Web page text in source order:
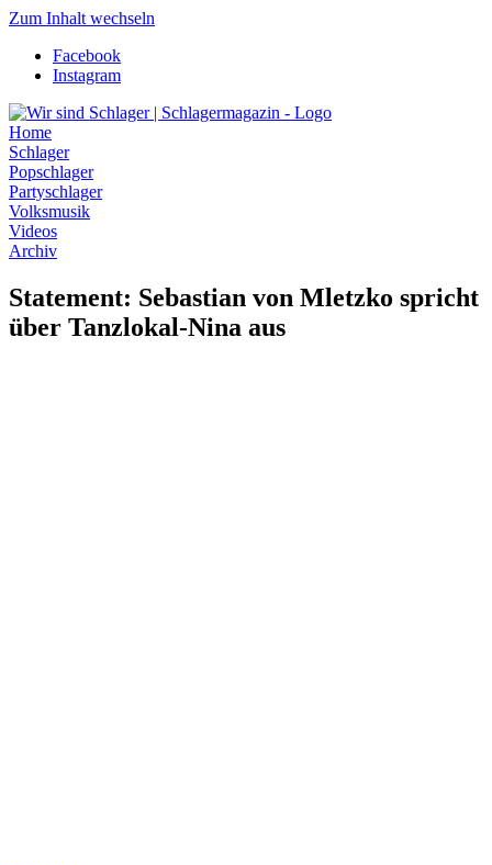
Zum Inhalt wechseln
Facebook
Instagram
Home
Schlager
Popschlager
Partyschlager
Volksmusik
Videos
Archiv
Statement: Sebastian von Mletzko spricht
über Tanzlokal-Nina aus